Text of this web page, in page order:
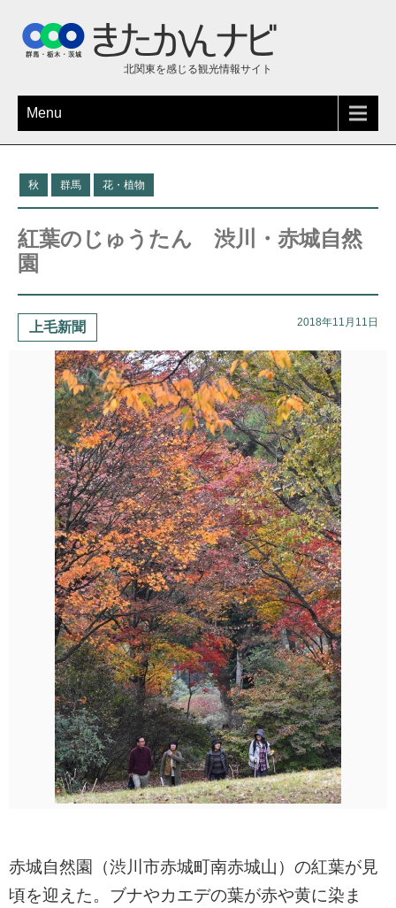
北関東を感じる観光情報サイト
Menu
秋 群馬 花・植物
紅葉のじゅうたん 渋川・赤城自然
園
上毛新聞 2018年11月11日
赤城自然園（渋川市赤城町南赤城山）の紅葉が見
頃を迎えた。ブナやカエデの葉が赤や黄に染ま